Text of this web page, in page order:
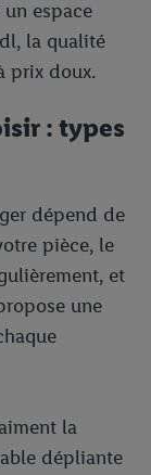
espace
la qualité
prix doux.
: types
dépend de
pièce, le
et
une
la
dépliante